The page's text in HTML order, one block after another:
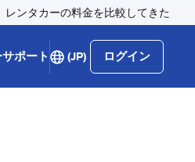
レンタカーの料金を比較してきた
ポート (JP) ログイン